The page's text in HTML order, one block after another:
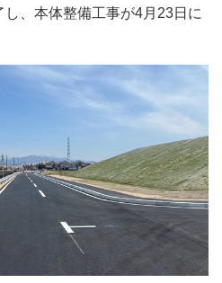
、本体整備工事が4月23日に